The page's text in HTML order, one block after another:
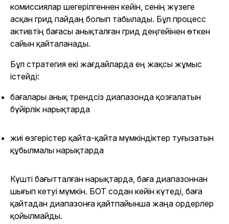
комиссиялар шегерілгеннен кейін, сенің жүзеге
асқан грид пайдаң болып табылады. Бұл процесс
активтің бағасы анықталған грид деңгейінен өткен
сайын қайталанады.
Бұл стратегия екі жағдайларда ең жақсы жұмыс
істейді:
бағалары анық трендсіз диапазонда қозғалатын
бүйірлік нарықтарда
жиі өзгерістер қайта-қайта мүмкіндіктер туғызатын
құбылмалы нарықтарда
Күшті бағытталған нарықтарда, баға диапазоннан
шығып кетуі мүмкін. БОТ содан кейін күтеді, баға
қайтадан диапазонға қайтпайынша жаңа ордерлер
қойылмайды.